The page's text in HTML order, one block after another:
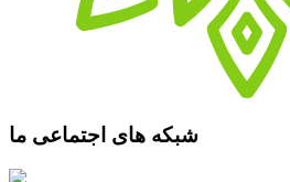
شبکه های اجتماعی ما